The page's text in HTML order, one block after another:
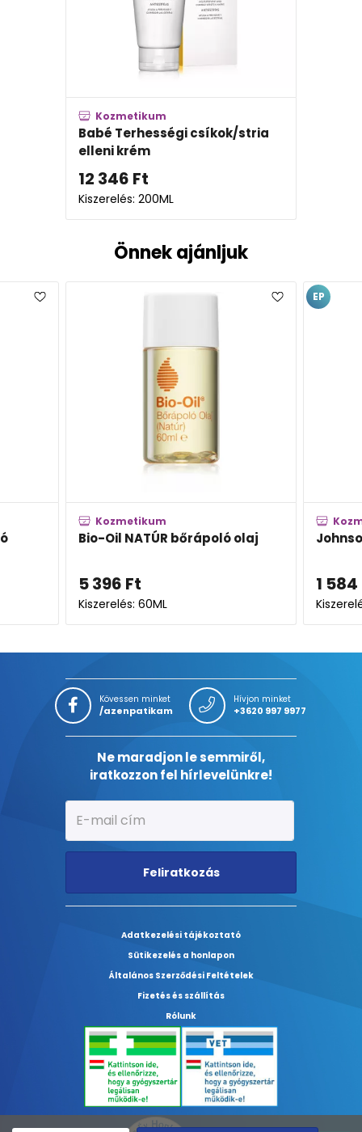
Kozmetikum
Babé Terhességi csíkok/stria
elleni krém
12 346 Ft
Kiszerelés: 200ML
Önnek ajánljuk
Kozmetikum
Johnson's Babaolaj
1 584Ft
Kiszerelés: 200ML
6
Kövessen minket
/azenpatikam
Hívjon minket
+3620 997 9977
Ne maradjon le semmiről,
iratkozzon fel hírlevelünkre!
Feliratkozás
Adatkezelési tájékoztató
Sütikezelés a honlapon
Általános Szerződési Feltételek
Fizetés és szállítás
Rólunk